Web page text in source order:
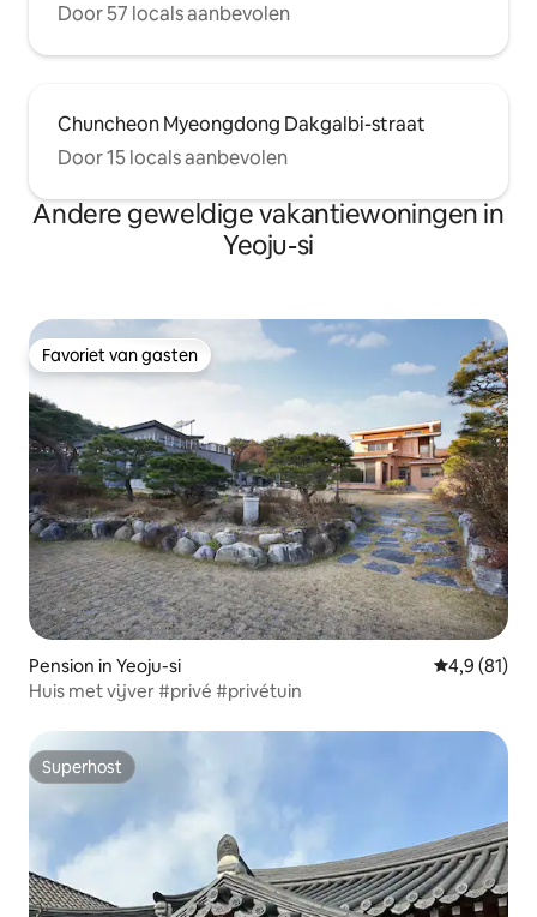
Door 57 locals aanbevolen
Chuncheon Myeongdong Dakgalbi-straat
Door 15 locals aanbevolen
Andere geweldige vakantiewoningen in
Yeoju-si
Favoriet van gasten
Favoriet van gasten
Pension in Yeoju-si
4,9 (81)
Huis met vijver #privé #privétuin
Superhost
Superhost